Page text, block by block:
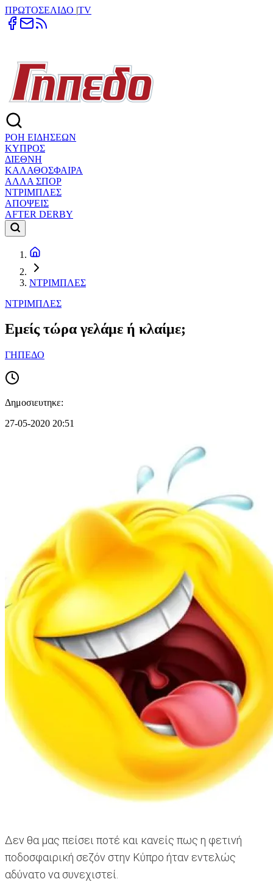
ΠΡΩΤΟΣΕΛΙΔΟ |TV
ΡΟΗ ΕΙΔΗΣΕΩΝ
ΚΥΠΡΟΣ
ΔΙΕΘΝΗ
ΚΑΛΑΘΟΣΦΑΙΡΑ
ΑΛΛΑ ΣΠΟΡ
ΝΤΡΙΜΠΛΕΣ
ΑΠΟΨΕΙΣ
AFTER DERBY
ΝΤΡΙΜΠΛΕΣ
ΝΤΡΙΜΠΛΕΣ
Εμείς τώρα γελάμε ή κλαίμε;
ΓΗΠΕΔΟ
Δημοσιευτηκε:
27-05-2020 20:51
Δεν θα μας πείσει ποτέ και κανείς πως η φετινή
ποδοσφαιρική σεζόν στην Κύπρο ήταν εντελώς
αδύνατο να συνεχιστεί.